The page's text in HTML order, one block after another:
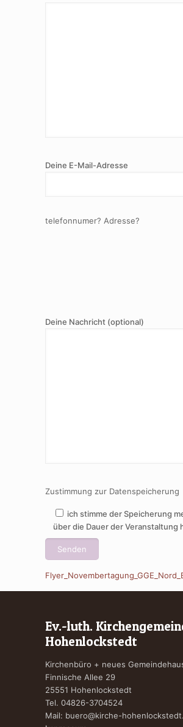
Deine E-Mail-Adresse
telefonnumer? Adresse?
Deine Nachricht (optional)
Zustimmung zur Datenspeicherung
ich stimme der Speicherung
über die Dauer der Veranstaltung
Ev.-luth.
Hohenlockstedt
Kirchenbüro + neues
Finnische Allee 29
25551 Hohenlockstedt
Tel. 04826-3704524
Mail: buero@kirche-